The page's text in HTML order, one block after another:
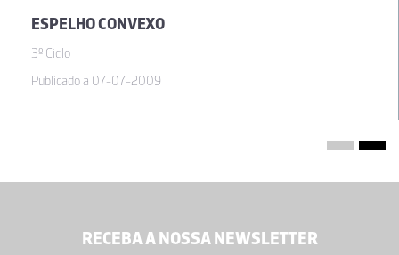
ESPELHO CONVEXO
3º Ciclo
Publicado a 07-07-2009
RECEBA A NOSSA NEWSLETTER